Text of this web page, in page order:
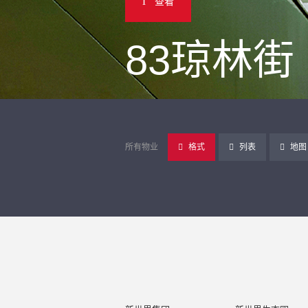
83琼林街
所有物业 格式 列表 地图